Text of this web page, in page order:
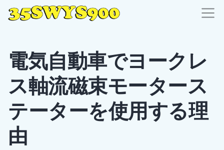
電気自動車でヨークレ
ス軸流磁束モータース
テーターを使用する理
由